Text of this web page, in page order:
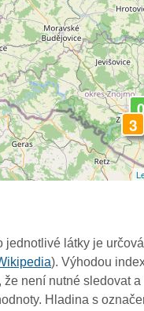
3
0
jednotlivé látky je
). Výhodou
není nutné sledovat a
Hladina s